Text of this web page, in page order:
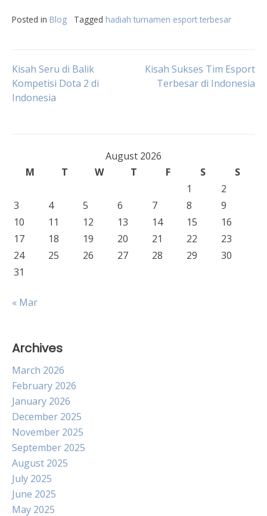
Posted in Blog Tagged hadiah turnamen esport terbesar
Post
navigation
Kisah Seru di Balik
Kompetisi Dota 2 di
Indonesia
Kisah Sukses Tim Esport
Terbesar di Indonesia
August 2026
M
T W T F S
S
1
2
3
4 5 6 7 8
9
10
11 12 13 14 15
16
17
18 19 20 21 22
23
24
25 26 27 28 29
30
31
« Mar
Archives
March 2026
February 2026
January 2026
December 2025
November 2025
September 2025
August 2025
July 2025
June 2025
May 2025